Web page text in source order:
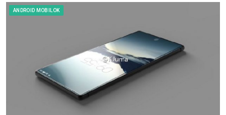
ANDROID MOBILOK